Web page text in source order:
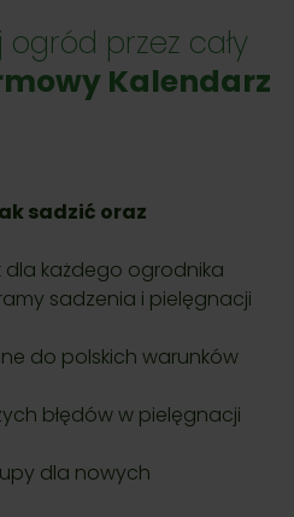
przez cały
Kalendarz
sadzić oraz
dla każdego ogrodnika
sadzenia i pielęgnacji
do polskich warunków
błędów w pielęgnacji
dla nowych